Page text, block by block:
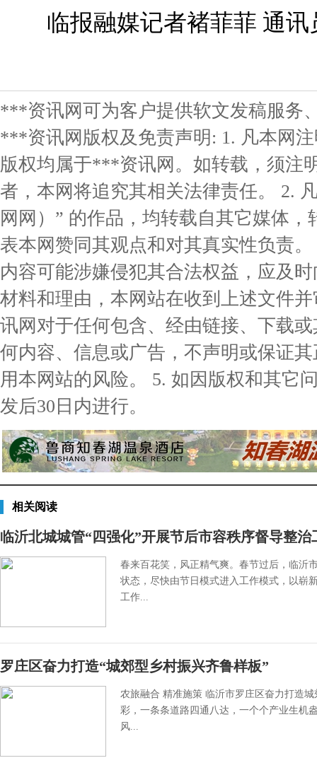
临报融媒记者褚菲菲 通讯
***资讯网可为客户提供软文发稿服务
***资讯网版权及免责声明: 1. 凡本网
版权均属于***资讯网。如转载，须注
者，本网将追究其相关法律责任。 2.
网网）” 的作品，均转载自其它媒体
表本网赞同其观点和对其真实性负责
内容可能涉嫌侵犯其合法权益，应及
材料和理由，本网站在收到上述文件
讯网对于任何包含、经由链接、下载
何内容、信息或广告，不声明或保证
用本网站的风险。 5. 如因版权和其它
发后30日内进行。
相关阅读
临沂北城城管“四强化”开展节后市容秩序督导整治
春来百花笑，风正精气爽。春节过后，临沂
状态，尽快由节日模式进入工作模式，以崭
工作...
罗庄区奋力打造“城郊型乡村振兴齐鲁样板”
农旅融合 精准施策 临沂市罗庄区奋力打造
彩，一条条道路四通八达，一个个产业生机
风...